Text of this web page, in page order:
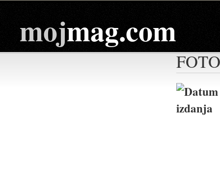
mojmag.com